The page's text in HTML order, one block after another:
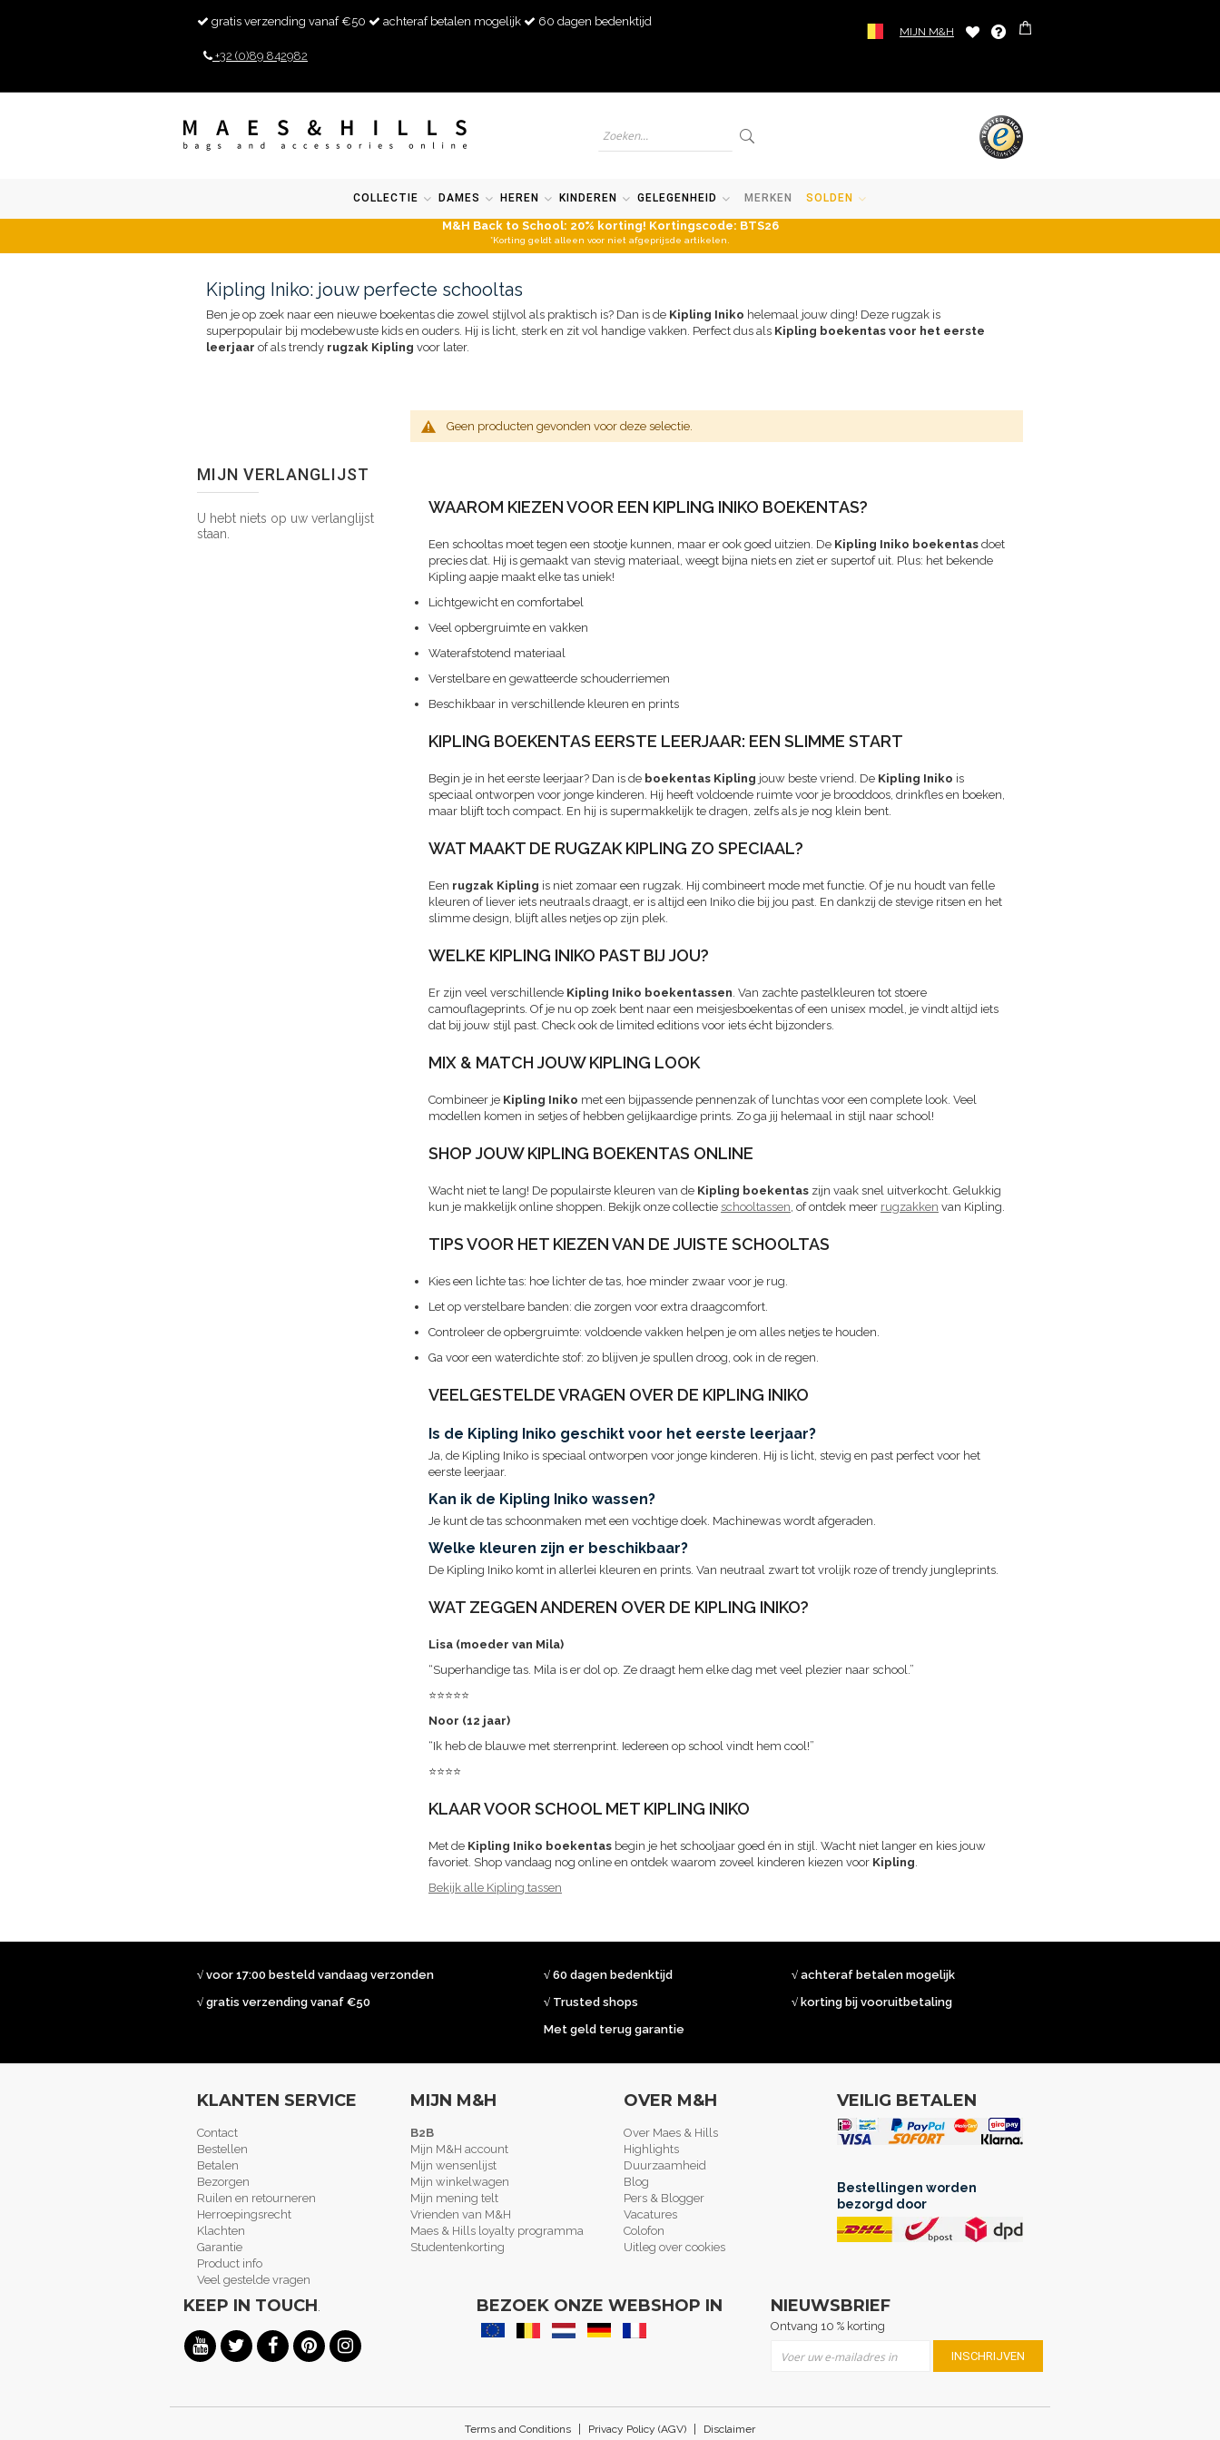
gratis verzending vanaf €50 achteraf betalen mogelijk 60 dagen bedenktijd
+32 (0)89 842982
MIJN M&H
COLLECTIE DAMES HEREN KINDEREN GELEGENHEID MERKEN SOLDEN
M&H Back to School: 20% korting! Kortingscode: BTS26
*Korting geldt alleen voor niet afgeprijsde artikelen.
Kipling Iniko: jouw perfecte schooltas
Ben je op zoek naar een nieuwe boekentas die zowel stijlvol als praktisch is? Dan is de Kipling Iniko helemaal jouw ding! Deze rugzak is
superpopulair bij modebewuste kids en ouders. Hij is licht, sterk en zit vol handige vakken. Perfect dus als Kipling boekentas voor het eerste
leerjaar of als trendy rugzak Kipling voor later.
Geen producten gevonden voor deze selectie.
WAAROM KIEZEN VOOR EEN KIPLING INIKO BOEKENTAS?
Een schooltas moet tegen een stootje kunnen, maar er ook goed uitzien. De Kipling Iniko boekentas doet
precies dat. Hij is gemaakt van stevig materiaal, weegt bijna niets en ziet er supertof uit. Plus: het bekende
Kipling aapje maakt elke tas uniek!
Lichtgewicht en comfortabel
Veel opbergruimte en vakken
Waterafstotend materiaal
Verstelbare en gewatteerde schouderriemen
Beschikbaar in verschillende kleuren en prints
KIPLING BOEKENTAS EERSTE LEERJAAR: EEN SLIMME START
Begin je in het eerste leerjaar? Dan is de boekentas Kipling jouw beste vriend. De Kipling Iniko is
speciaal ontworpen voor jonge kinderen. Hij heeft voldoende ruimte voor je brooddoos, drinkfles en boeken,
maar blijft toch compact. En hij is supermakkelijk te dragen, zelfs als je nog klein bent.
WAT MAAKT DE RUGZAK KIPLING ZO SPECIAAL?
Een rugzak Kipling is niet zomaar een rugzak. Hij combineert mode met functie. Of je nu houdt van felle
kleuren of liever iets neutraals draagt, er is altijd een Iniko die bij jou past. En dankzij de stevige ritsen en het
slimme design, blijft alles netjes op zijn plek.
WELKE KIPLING INIKO PAST BIJ JOU?
Er zijn veel verschillende Kipling Iniko boekentassen. Van zachte pastelkleuren tot stoere
camouflageprints. Of je nu op zoek bent naar een meisjesboekentas of een unisex model, je vindt altijd iets
dat bij jouw stijl past. Check ook de limited editions voor iets écht bijzonders.
MIX & MATCH JOUW KIPLING LOOK
Combineer je Kipling Iniko met een bijpassende pennenzak of lunchtas voor een complete look. Veel
modellen komen in setjes of hebben gelijkaardige prints. Zo ga jij helemaal in stijl naar school!
SHOP JOUW KIPLING BOEKENTAS ONLINE
Wacht niet te lang! De populairste kleuren van de Kipling boekentas zijn vaak snel uitverkocht. Gelukkig
kun je makkelijk online shoppen. Bekijk onze collectie schooltassen, of ontdek meer rugzakken van Kipling.
TIPS VOOR HET KIEZEN VAN DE JUISTE SCHOOLTAS
Kies een lichte tas: hoe lichter de tas, hoe minder zwaar voor je rug.
Let op verstelbare banden: die zorgen voor extra draagcomfort.
Controleer de opbergruimte: voldoende vakken helpen je om alles netjes te houden.
Ga voor een waterdichte stof: zo blijven je spullen droog, ook in de regen.
VEELGESTELDE VRAGEN OVER DE KIPLING INIKO
Is de Kipling Iniko geschikt voor het eerste leerjaar?
Ja, de Kipling Iniko is speciaal ontworpen voor jonge kinderen. Hij is licht, stevig en past perfect voor het
eerste leerjaar.
Kan ik de Kipling Iniko wassen?
Je kunt de tas schoonmaken met een vochtige doek. Machinewas wordt afgeraden.
Welke kleuren zijn er beschikbaar?
De Kipling Iniko komt in allerlei kleuren en prints. Van neutraal zwart tot vrolijk roze of trendy jungleprints.
WAT ZEGGEN ANDEREN OVER DE KIPLING INIKO?
Lisa (moeder van Mila)
“Superhandige tas. Mila is er dol op. Ze draagt hem elke dag met veel plezier naar school.”
⭐⭐⭐⭐⭐
Noor (12 jaar)
“Ik heb de blauwe met sterrenprint. Iedereen op school vindt hem cool!”
⭐⭐⭐⭐
KLAAR VOOR SCHOOL MET KIPLING INIKO
Met de Kipling Iniko boekentas begin je het schooljaar goed én in stijl. Wacht niet langer en kies jouw
favoriet. Shop vandaag nog online en ontdek waarom zoveel kinderen kiezen voor Kipling.
Bekijk alle Kipling tassen
MIJN VERLANGLIJST
U hebt niets op uw verlanglijst
staan.
√ voor 17:00 besteld vandaag verzonden
√ gratis verzending vanaf €50
√ 60 dagen bedenktijd
√ Trusted shops
Met geld terug garantie
√ achteraf betalen mogelijk
√ korting bij vooruitbetaling
KLANTEN SERVICE
Contact
Bestellen
Betalen
Bezorgen
Ruilen en retourneren
Herroepingsrecht
Klachten
Garantie
Product info
Veel gestelde vragen
MIJN M&H
B2B
Mijn M&H account
Mijn wensenlijst
Mijn winkelwagen
Mijn mening telt
Vrienden van M&H
Maes & Hills loyalty programma
Studentenkorting
OVER M&H
Over Maes & Hills
Highlights
Duurzaamheid
Blog
Pers & Blogger
Vacatures
Colofon
Uitleg over cookies
VEILIG BETALEN
Bestellingen worden
bezorgd door
KEEP IN TOUCH. BEZOEK ONZE WEBSHOP IN NIEUWSBRIEF
Ontvang 10 % korting
INSCHRIJVEN
Terms and Conditions Privacy Policy (AGV) Disclaimer